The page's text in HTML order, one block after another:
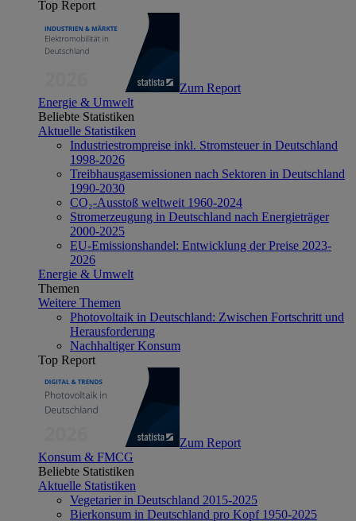
Top Report
Zum Report
Energie & Umwelt
Beliebte Statistiken
Aktuelle Statistiken
Industriestrompreise inkl. Stromsteuer in Deutschland
1998-2026
Treibhausgasemissionen nach Sektoren in Deutschland
1990-2030
CO₂-Ausstoß weltweit 1960-2024
Stromerzeugung in Deutschland nach Energieträger
2000-2025
EU-Emissionshandel: Entwicklung der Preise 2023-
2026
Energie & Umwelt
Themen
Weitere Themen
Photovoltaik in Deutschland: Zwischen Fortschritt und
Herausforderung
Nachhaltiger Konsum
Top Report
Zum Report
Konsum & FMCG
Beliebte Statistiken
Aktuelle Statistiken
Vegetarier in Deutschland 2015-2025
Bierkonsum in Deutschland pro Kopf 1950-2025